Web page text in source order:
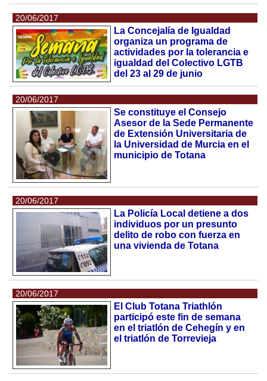
20/06/2017
La Concejalía de Igualdad
organiza un programa de
actividades por la tolerancia e
igualdad del Colectivo LGTB
del 23 al 29 de junio
20/06/2017
Se constituye el Consejo
Asesor de la Sede Permanente
de Extensión Universitaria de
la Universidad de Murcia en el
municipio de Totana
20/06/2017
La Policía Local detiene a dos
individuos por un presunto
delito de robo con fuerza en
una vivienda de Totana
20/06/2017
El Club Totana Triathlón
participó este fin de semana
en el triatlón de Cehegín y en
el triatlón de Torrevieja